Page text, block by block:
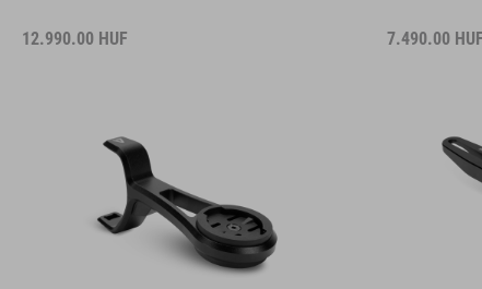
12.990.00 HUF 7.490.00 HUF